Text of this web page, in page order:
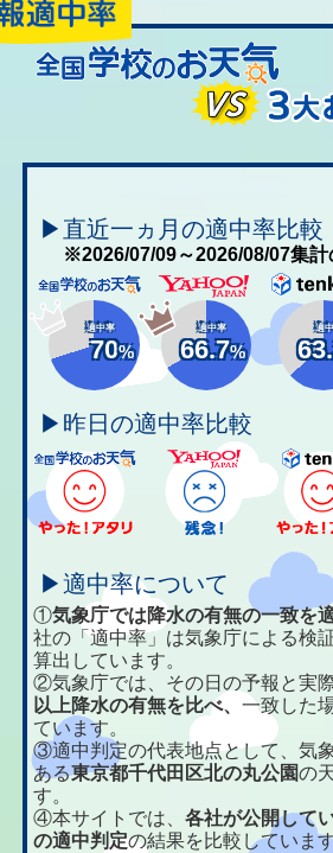
▶直近一ヵ月の適中率比較
※2026/07/09～2026/08/07集計
適中率
70%
適中率
66.7%
適
▶昨日の適中率比較
▶適中率について
①気象庁では降水の有無の一致を
社の「適中率」は気象庁による検
算出しています。
②気象庁では、その日の予報と実
以上降水の有無を比べ、一致した
ています。
③適中判定の代表地点として、気
ある東京都千代田区北の丸公園の
す。
④本サイトでは、各社が公開して
の適中判定の結果を比較しています